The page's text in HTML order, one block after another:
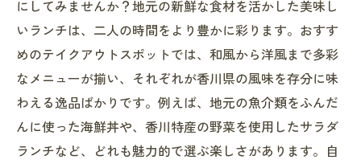
にしてみませんか？地元の新鮮な食材を活かした美味し
いランチは、二人の時間をより豊かに彩ります。おすす
めのテイクアウトスポットでは、和風から洋風まで多彩
なメニューが揃い、それぞれが香川県の風味を存分に味
わえる逸品ばかりです。例えば、地元の魚介類をふんだ
んに使った海鮮丼や、香川特産の野菜を使用したサラダ
ランチなど、どれも魅力的で選ぶ楽しさがあります。自